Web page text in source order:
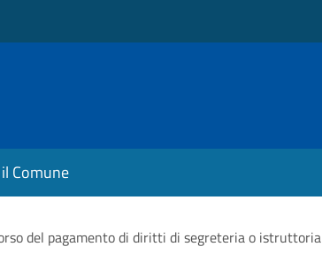
Comune
del pagamento di diritti di segreteria o istruttoria